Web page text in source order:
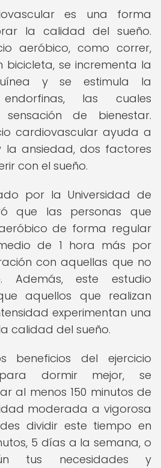
es una forma
la calidad del sueño.
aeróbico, como correr,
se incrementa la
y se estimula la
las cuales
de bienestar.
cardiovascular ayuda a
la ansiedad, dos factores
con el sueño.
por la Universidad de
que las personas que
de forma regular
de 1 hora más por
con aquellas que no
Además, este estudio
aquellos que realizan
experimentan una
calidad del sueño.
beneficios del ejercicio
dormir mejor, se
al menos 150 minutos de
moderada a vigorosa
dividir este tiempo en
5 días a la semana, o
tus necesidades y